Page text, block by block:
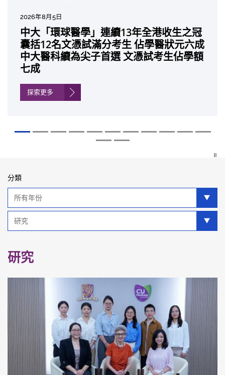
2026年8月5日
中大「環球醫學」連續13年全港收生之冠
囊括12名文憑試滿分考生 佔學醫狀元六成
中大醫科續為尖子首選 文憑試考生佔學額
七成
探索更多
2026年7月27日
中大成立嶄新 ITECH醫療科技評估平台 推
動健康經濟分析及價值醫療
2026年7月10日
中大研發「AI-OCT」系統助測糖尿黃斑水
腫 假陽性轉介個案銳減六成 縮短患者輪
候診症時間
2026年7月10日
中大黃秀娟教授獲頒中國工程界最高榮譽
「光華工程科技獎」 成為今屆醫藥衞生領
域唯一香港學者
2026年7月7日
中大新設「香港中文大學鳳凰獎學金」嘉
許公開試狀元 鼓勵學醫狀元走出課堂放眼
世界 裝備21世紀妙手仁醫
2026年6月29日
中大全新一站式PGT-Plus方案 精準辨識
傳統檢測中複雜基因異常「盲點」 降低人
工受孕流產及異常妊娠風險
2026年6月22日
中大發現青光眼治療新靶點 小鼠實驗證實
可恢復七成視力 有助開創嶄新神經保護療
法
2026年6月17日
中大成功拆解肝癌免疫治療耐藥性機制 揭
一種免疫細胞具「除廢餵食」新功能助癌
細胞耐藥性
2026年6月10日
中大與多名全球專家共同牽頭跨國肺癌研
究 逾半晚期ALK陽性肺癌病人七年無惡化
因特定基因異常而引起的肺癌有望變成
「慢性病」 患者可與病共存
探索更多
2026年6月5日
中大教授陳重娥獲頒「清野裕傑出領袖
獎」 成為本港首名學者榮膺亞洲糖尿病教
研最高榮譽
2026年6月2日
中大匯聚逾200位區域專家 探討私人醫療
保險如何推動全民健康覆蓋
探索更多
2026年5月19日
中大張源津醫生成首位亞洲研究員 榮獲國
際泌尿科權威獎項John K. Lattimer 講座
獎
2026年5月14日
中大取得「從實驗室到臨床應用」研究突
破 初步證實GLP-1藥物可改善嚴重中風康
復情況
分類
類
研究